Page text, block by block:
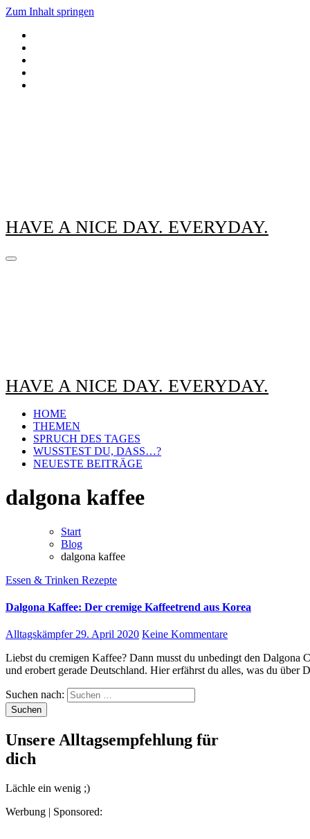
Zum Inhalt springen
HAVE A NICE DAY. EVERYDAY.
HAVE A NICE DAY. EVERYDAY.
HOME
THEMEN
SPRUCH DES TAGES
WUSSTEST DU, DASS…?
NEUESTE BEITRÄGE
dalgona kaffee
Start
Blog
dalgona kaffee
Essen & Trinken Rezepte
Dalgona Kaffee: Der cremige Kaffeetrend aus Korea
Alltagskämpfer29. April 2020 Keine Kommentare
Liebst du cremigen Kaffee? Dann musst du unbedingt den Dalgona Coffee ausprobieren. Dieser Eiskaffee kommt aus Korea
und erobert gerade Deutschland. Hier erfährst du alles, was du über
Suchen nach:
Unsere Alltagsempfehlung für
dich
Lächle ein wenig ;)
Werbung | Sponsored: